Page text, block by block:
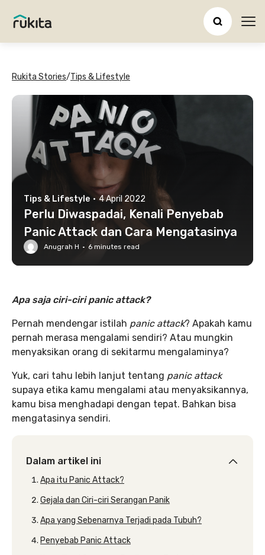
Rukita Stories/Tips & Lifestyle
Tips & Lifestyle · 4 April 2022
Perlu Diwaspadai, Kenali Penyebab
Panic Attack dan Cara Mengatasinya
Anugrah H · 6 minutes read
Apa saja ciri-ciri panic attack?
Pernah mendengar istilah panic attack? Apakah kamu
pernah merasa mengalami sendiri? Atau mungkin
menyaksikan orang di sekitarmu mengalaminya?
Yuk, cari tahu lebih lanjut tentang panic attack
supaya etika kamu mengalami atau menyaksikannya,
kamu bisa menghadapi dengan tepat. Bahkan bisa
mengatasinya sendiri.
Dalam artikel ini
Apa itu Panic Attack?
Gejala dan Ciri-ciri Serangan Panik
Apa yang Sebenarnya Terjadi pada Tubuh?
Penyebab Panic Attack